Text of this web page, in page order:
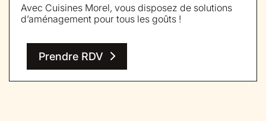
Avec Cuisines Morel, vous disposez de solutions
d’aménagement pour tous les goûts !
Prendre RDV